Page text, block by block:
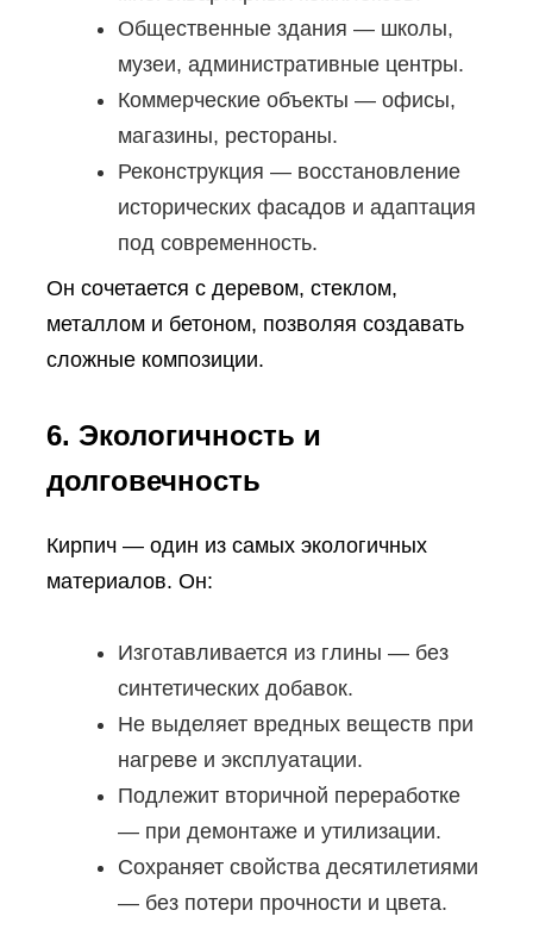
Общественные здания — школы,
музеи, административные центры.
Коммерческие объекты — офисы,
магазины, рестораны.
Реконструкция — восстановление
исторических фасадов и адаптация
под современность.
Он сочетается с деревом, стеклом,
металлом и бетоном, позволяя создавать
сложные композиции.
6. Экологичность и
долговечность
Кирпич — один из самых экологичных
материалов. Он:
Изготавливается из глины — без
синтетических добавок.
Не выделяет вредных веществ при
нагреве и эксплуатации.
Подлежит вторичной переработке
— при демонтаже и утилизации.
Сохраняет свойства десятилетиями
— без потери прочности и цвета.